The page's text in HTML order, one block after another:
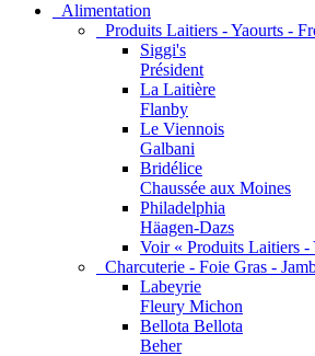
Alimentation
Produits Laitiers - Yaourts -
Siggi's
Président
La Laitière
Flanby
Le Viennois
Galbani
Bridélice
Chaussée aux Moines
Philadelphia
Häagen-Dazs
Voir « Produits Laitiers -
Charcuterie - Foie Gras -
Labeyrie
Fleury Michon
Bellota Bellota
Beher